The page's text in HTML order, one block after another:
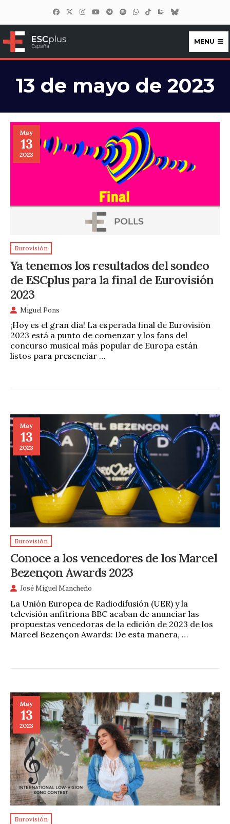
ESCplus España
MENU
13 de mayo de 2023
May
13
2023
Eurovisión
Ya tenemos los resultados del sondeo
de ESCplus para la final de Eurovisión
2023
Miguel Pons
¡Hoy es el gran día! La esperada final de Eurovisión
2023 está a punto de comenzar y los fans del
concurso musical más popular de Europa están
listos para presenciar …
May
13
2023
Eurovisión
Conoce a los vencedores de los Marcel
Bezençon Awards 2023
José Miguel Mancheño
La Unión Europea de Radiodifusión (UER) y la
televisión anfitriona BBC acaban de anunciar las
propuestas vencedoras de la edición de 2023 de los
Marcel Bezençon Awards: De esta manera, …
May
13
2023
Eurovisión